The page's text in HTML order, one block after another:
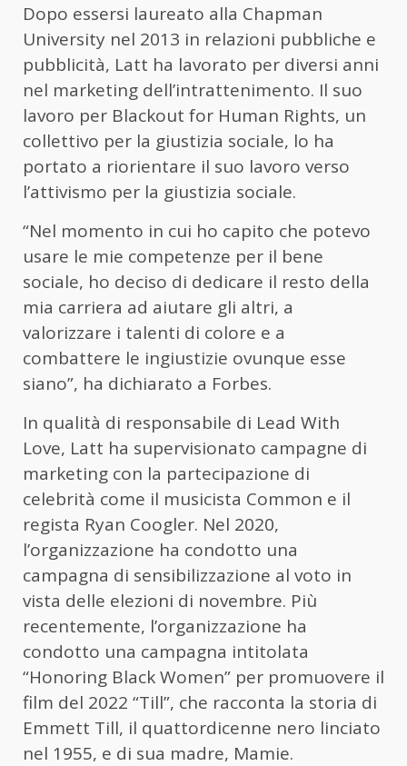
Dopo essersi laureato alla Chapman
University nel 2013 in relazioni pubbliche e
pubblicità, Latt ha lavorato per diversi anni
nel marketing dell’intrattenimento. Il suo
lavoro per Blackout for Human Rights, un
collettivo per la giustizia sociale, lo ha
portato a riorientare il suo lavoro verso
l’attivismo per la giustizia sociale.
“Nel momento in cui ho capito che potevo
usare le mie competenze per il bene
sociale, ho deciso di dedicare il resto della
mia carriera ad aiutare gli altri, a
valorizzare i talenti di colore e a
combattere le ingiustizie ovunque esse
siano”, ha dichiarato a Forbes.
In qualità di responsabile di Lead With
Love, Latt ha supervisionato campagne di
marketing con la partecipazione di
celebrità come il musicista Common e il
regista Ryan Coogler. Nel 2020,
l’organizzazione ha condotto una
campagna di sensibilizzazione al voto in
vista delle elezioni di novembre. Più
recentemente, l’organizzazione ha
condotto una campagna intitolata
“Honoring Black Women” per promuovere il
film del 2022 “Till”, che racconta la storia di
Emmett Till, il quattordicenne nero linciato
nel 1955, e di sua madre, Mamie.